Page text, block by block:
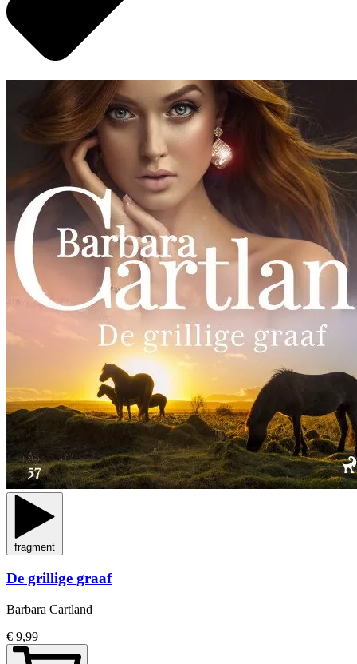
fragment
De grillige graaf
Barbara Cartland
€ 9,99